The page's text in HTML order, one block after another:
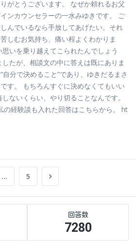
がとうございます。 なぜか頼れるお父
ンカウンセラーの一水みゆきです。 ご
んでいるなら手放してあげたい。それ
しむお気持ち、痛い程よくわかりま
いを乗り越えてこられたんでしょう
たが、相談文の中に答えは既にありま
分で決めること”であり、ゆきだるまさ
す。 もちろんすぐに決めなくてもいい
ないくらい、やり切ることなんです。
の経験談も入れた回答はこちらから。 ht
… 5
7280